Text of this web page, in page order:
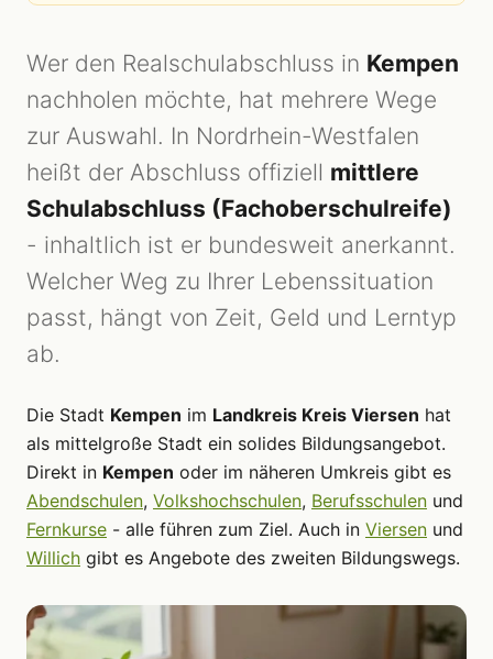
Wer den Realschulabschluss in Kempen
nachholen möchte, hat mehrere Wege
zur Auswahl. In Nordrhein-Westfalen
heißt der Abschluss offiziell mittlere
Schulabschluss (Fachoberschulreife)
- inhaltlich ist er bundesweit anerkannt.
Welcher Weg zu Ihrer Lebenssituation
passt, hängt von Zeit, Geld und Lerntyp
ab.
Die Stadt Kempen im Landkreis Kreis Viersen hat
als mittelgroße Stadt ein solides Bildungsangebot.
Direkt in Kempen oder im näheren Umkreis gibt es
Abendschulen, Volkshochschulen, Berufsschulen und
Fernkurse - alle führen zum Ziel. Auch in Viersen und
Willich gibt es Angebote des zweiten Bildungswegs.